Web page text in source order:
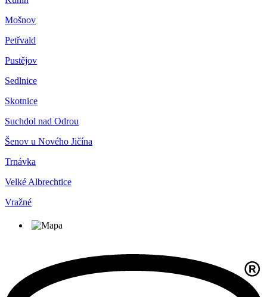
Mošnov
Petřvald
Pustějov
Sedlnice
Skotnice
Suchdol nad Odrou
Šenov u Nového Jičína
Trnávka
Velké Albrechtice
Vražné